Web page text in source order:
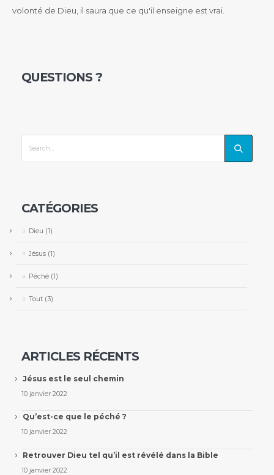
volonté de Dieu, il saura que ce qu'il enseigne est vrai.
QUESTIONS ?
CATÉGORIES
Dieu (1)
Jésus(1)
Péché(1)
Tout(3)
ARTICLES RÉCENTS
Jésus est le seul chemin
10 janvier 2022
Qu’est-ce que le péché ?
10 janvier 2022
Retrouver Dieu tel qu’il est révélé dans la Bible
10 janvier 2022